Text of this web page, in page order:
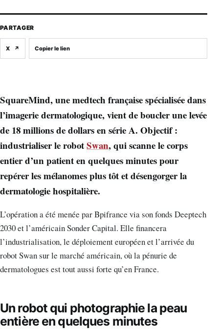
SquareMind, une medtech française spécialisée dans
l’imagerie dermatologique, vient de boucler une levée
de 18 millions de dollars en série A. Objectif :
industrialiser le robotSwan, qui scanne le corps
entier d’un patient en quelques minutes pour
repérer les mélanomes plus tôt et désengorger la
dermatologie hospitalière.
L’opération a été menée par Bpifrance via son fonds Deeptech
2030 et l’américain Sonder Capital. Elle financera
l’industrialisation, le déploiement européen et l’arrivée du
robot Swan sur le marché américain, où la pénurie de
dermatologues est tout aussi forte qu’en France.
Un robot qui photographie la peau
entière en quelques minutes
PARTAGER
X ↗ Copier le lien